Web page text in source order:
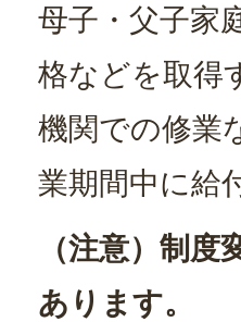
母子・父子家
格などを取得
機関での修業
業期間中に給
（注意）制
あります。